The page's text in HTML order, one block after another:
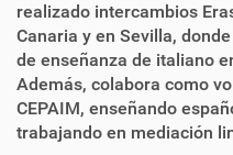
realizado intercambios
Canaria y en Sevilla,
de enseñanza de italiano
Además, colabora como
CEPAIM, enseñando
trabajando en mediación